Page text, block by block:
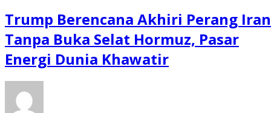
Trump Berencana Akhiri Perang Iran
Tanpa Buka Selat Hormuz, Pasar
Energi Dunia Khawatir